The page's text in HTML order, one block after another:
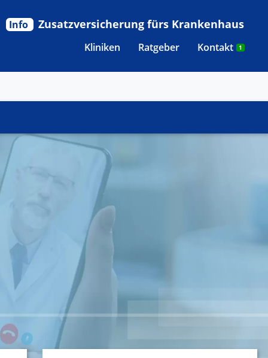
Kliniken
Ratgeber Kontakt 1
Info Zusatzversicherung fürs Krankenhaus